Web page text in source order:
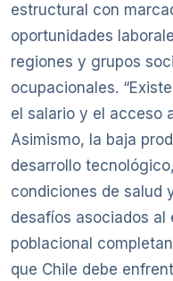
estructural con
oportunidades
regiones y grupos
ocupacionales.
el salario y el acceso
Asimismo, la baja
desarrollo
condiciones de salud
desafíos asociados al
poblacional
que Chile debe